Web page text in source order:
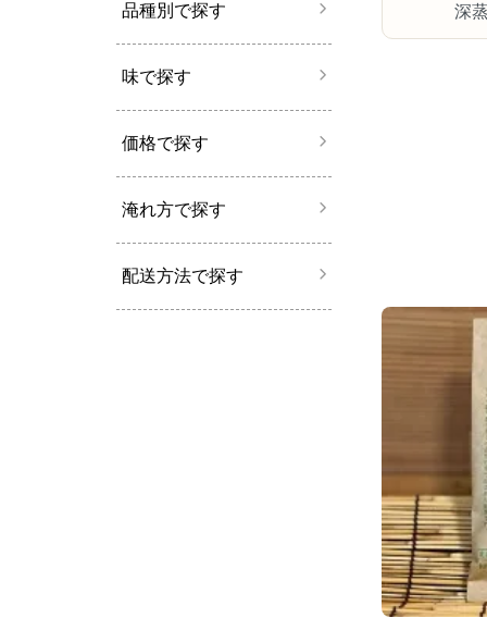
深
品種別で探す
味で探す
価格で探す
淹れ方で探す
配送方法で探す